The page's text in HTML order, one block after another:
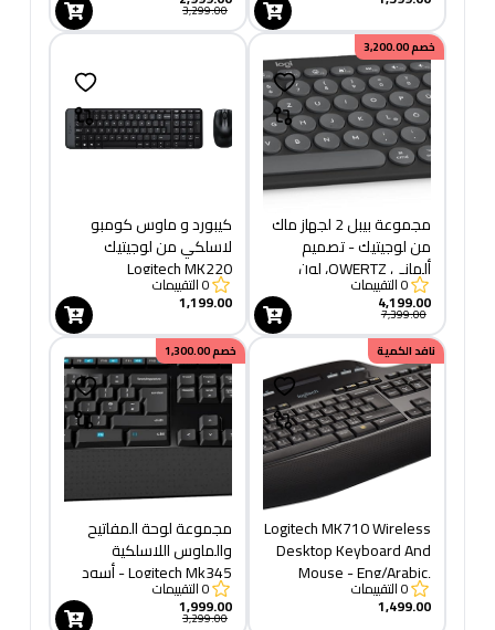
جرافيت
3,299.00
خصم3,200.00
مجموعة بيبل 2 لجهاز ماك
من لوجيتيك - تصميم
ألماني QWERTZ، لون
جرافيت، بلوتوث
0التقييمات
4,199.00
7,399.00
كيبورد و ماوس كومبو
لاسلكي من لوجيتيك
Logitech MK220
0التقييمات
1,199.00
نافد الكمية
Logitech MK710 Wireless
Desktop Keyboard And
Mouse - Eng/Arabic,
Black
0التقييمات
1,499.00
خصم1,300.00
مجموعة لوحة المفاتيح
والماوس اللاسلكية
Logitech Mk345 - أسود
0التقييمات
1,999.00
3,299.00